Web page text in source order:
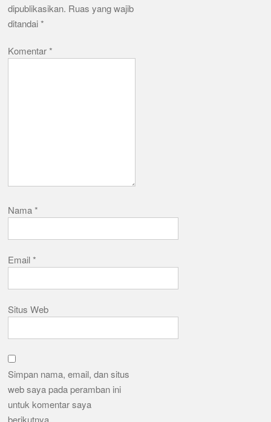
dipublikasikan. Ruas yang wajib
ditandai*
Komentar*
Nama*
Email*
Situs Web
Simpan nama, email, dan situs
web saya pada peramban ini
untuk komentar saya
berikutnya.